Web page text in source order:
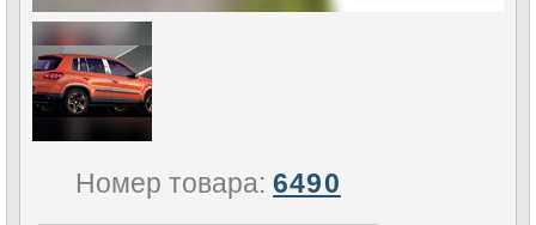
Номер товара:6490